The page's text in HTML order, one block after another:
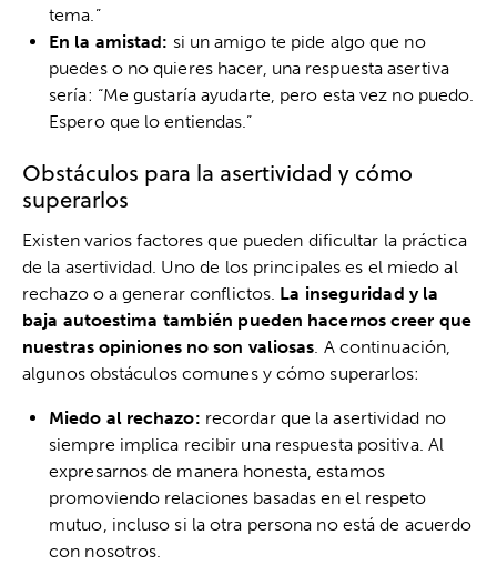
tema.”
En la amistad: si un amigo te pide algo que no
puedes o no quieres hacer, una respuesta asertiva
sería: “Me gustaría ayudarte, pero esta vez no puedo.
Espero que lo entiendas.”
Obstáculos para la asertividad y cómo
superarlos
Existen varios factores que pueden dificultar la práctica
de la asertividad. Uno de los principales es el miedo al
rechazo o a generar conflictos. La inseguridad y la
baja autoestima también pueden hacernos creer que
nuestras opiniones no son valiosas . A continuación,
algunos obstáculos comunes y cómo superarlos:
Miedo al rechazo: recordar que la asertividad no
siempre implica recibir una respuesta positiva. Al
expresarnos de manera honesta, estamos
promoviendo relaciones basadas en el respeto
mutuo, incluso si la otra persona no está de acuerdo
con nosotros.